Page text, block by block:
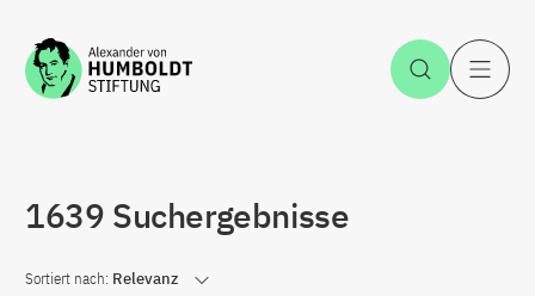
Zum Inhalt springen Suche
1639 Suchergebnisse
Sortiert nach: Relevanz